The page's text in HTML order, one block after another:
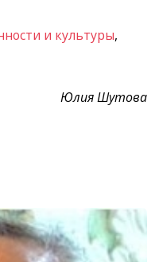
и культуры,
Юлия Шутова